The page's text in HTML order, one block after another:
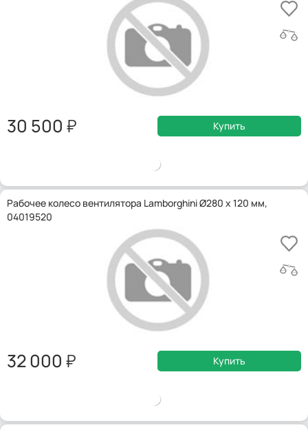
30 500 Купить
Рабочее колесо вентилятора Lamborghini Ø280 x 120 мм,
04019520
32 000 Купить